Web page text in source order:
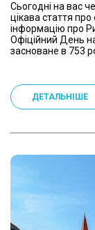
Сьогодні на вас
цікава стаття
інформацію про
Офіційний День
засноване в 753
ДЕТАЛЬНІШЕ